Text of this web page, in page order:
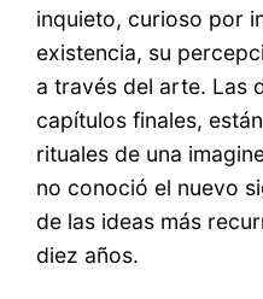
inquieto, curioso por
existencia, su
a través del arte. Las
capítulos finales,
rituales de una
no conoció el nuevo
de las ideas más
diez años.